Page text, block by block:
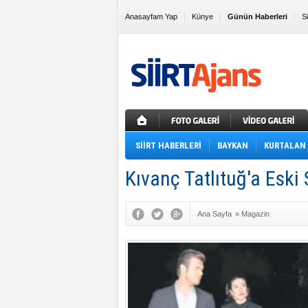
Anasayfam Yap Künye Günün Haberleri
Sık Kullanılanlara Ekle
SİİRT HABERLERİ BAYKAN KURTALAN
Kıvanç Tatlıtuğ'a Eski
Ana Sayfa » Magazin